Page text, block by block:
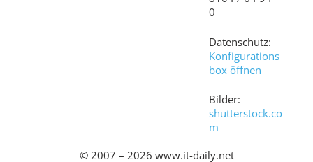
0
Datenschutz:
Konfigurations
box öffnen
Bilder:
shutterstock.co
m
© 2007 – 2026 www.it-daily.net